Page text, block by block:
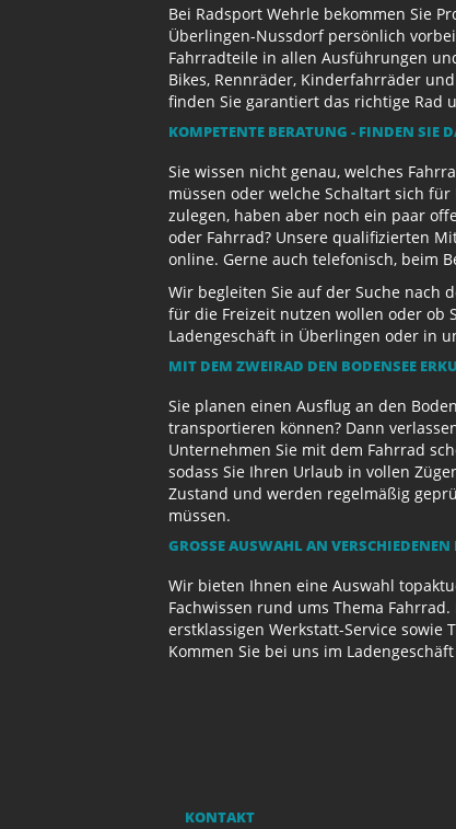
Bei Radsport Wehrle bekommen Sie
Überlingen-Nussdorf persönlich
Fahrradteile in allen Ausführungen
Bikes, Rennräder, Kinderfahrräder
finden Sie garantiert das richtige Rad
KOMPETENTE BERATUNG - FINDEN SIE
Sie wissen nicht genau, welches
müssen oder welche Schaltart sich
zulegen, haben aber noch ein paar
oder Fahrrad? Unsere qualifizierten
online. Gerne auch telefonisch, beim
Wir begleiten Sie auf der Suche nach
für die Freizeit nutzen wollen oder ob
Ladengeschäft in Überlingen oder in
MIT DEM ZWEIRAD DEN BODENSEE
Sie planen einen Ausflug an den
transportieren können? Dann
Unternehmen Sie mit dem Fahrrad
sodass Sie Ihren Urlaub in vollen
Zustand und werden regelmäßig
müssen.
GROSSE AUSWAHL AN
Wir bieten Ihnen eine Auswahl
Fachwissen rund ums Thema
erstklassigen Werkstatt-Service sowie
Kommen Sie bei uns im
KONTAKT